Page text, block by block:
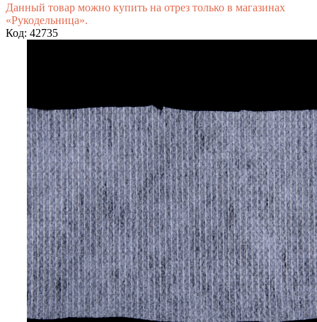
Данный товар можно купить на отрез только в магазинах
«Рукодельница».
Код: 42735